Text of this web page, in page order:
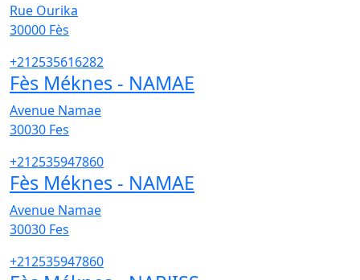
Rue Ourika
30000 Fès
+212535616282
Fès Méknes - NAMAE
Avenue Namae
30030 Fes
+212535947860
Fès Méknes - NAMAE
Avenue Namae
30030 Fes
+212535947860